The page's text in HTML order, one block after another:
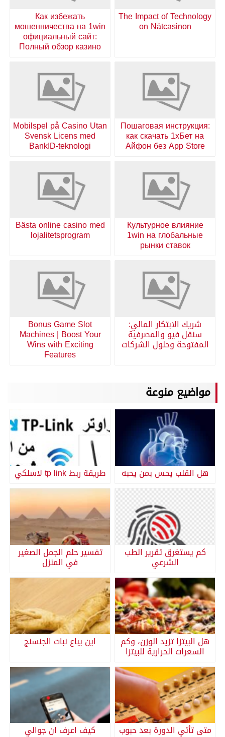
The Impact of Technology
on Nätcasinon
Как избежать
мошенничества на 1win
официальный сайт:
Полный обзор казино
Пошаговая инструкция:
как скачать 1хБет на
Айфон без App Store
Mobilspel på Casino Utan
Svensk Licens med
BankID-teknologi
Культурное влияние
1win на глобальные
рынки ставок
Bästa online casino med
lojalitetsprogram
شريك الابتكار المالي:
سنقل فيو والمصرفية
المفتوحة وحلول الشركات
Bonus Game Slot
Machines | Boost Your
Wins with Exciting
Features
مواضيع منوعة
هل القلب يحس بمن يحبه طريقة ربط tp link لاسلكي
كم يستغرق تقرير الطب
الشرعي
تفسير حلم الجمل الصغير
في المنزل
هل البيتزا تزيد الوزن، وكم
السعرات الحرارية للبيتزا
اين يباع نبات الجنسنج
متى تأتي الدورة بعد حبوب كيف اعرف ان جوالي